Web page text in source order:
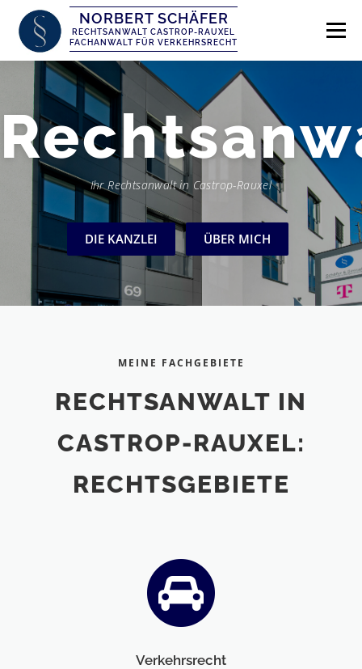
Inhalt
springen
RECHTSANWALT CASTROP-RAUXEL Menü
RECHTSGEBIETE ÜBER MICH DIE KANZLEI
02305/3588 – 655 INSTAGRAM
Ihr Rechtsanwalt in Castrop-Rauxel
DIE KANZLEI ÜBER MICH
MEINE FACHGEBIETE
RECHTSANWALT IN
CASTROP-RAUXEL:
RECHTSGEBIETE
Verkehrsrecht